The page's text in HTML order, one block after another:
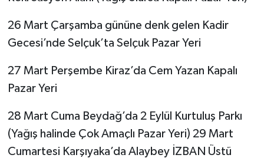
26 Mart Çarşamba gününe denk gelen Kadir
Gecesi’nde Selçuk’ta Selçuk Pazar Yeri
27 Mart Perşembe Kiraz’da Cem Yazan Kapalı
Pazar Yeri
28 Mart Cuma Beydağ’da 2 Eylül Kurtuluş Parkı
(Yağış halinde Çok Amaçlı Pazar Yeri) 29 Mart
Cumartesi Karşıyaka’da Alaybey İZBAN Üstü